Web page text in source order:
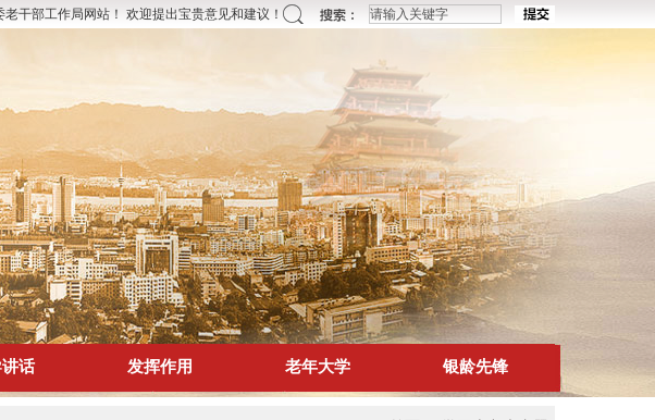
干部工作局网站！ 欢迎提出宝贵意见和建议！
话 发挥作用 老年大学 银龄先锋